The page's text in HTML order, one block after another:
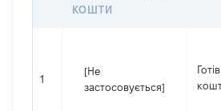
КОШТИ
1
[Не
застосовується]